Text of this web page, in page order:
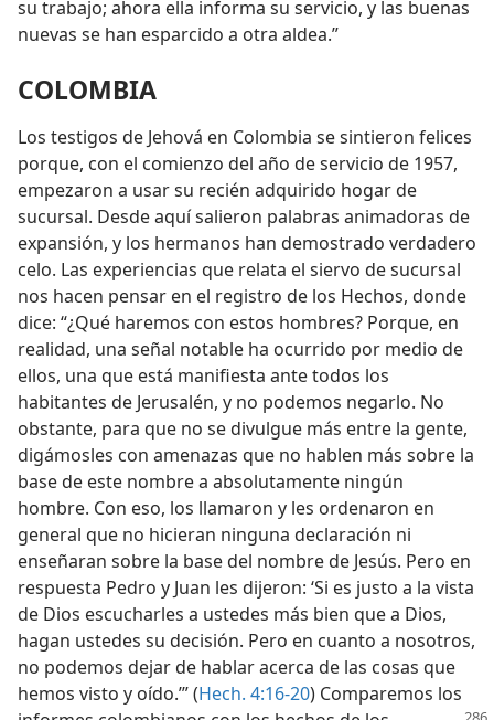
su trabajo; ahora ella informa su servicio, y las buenas
nuevas se han esparcido a otra aldea.”
COLOMBIA
Los testigos de Jehová en Colombia se sintieron felices
porque, con el comienzo del año de servicio de 1957,
empezaron a usar su recién adquirido hogar de
sucursal. Desde aquí salieron palabras animadoras de
expansión, y los hermanos han demostrado verdadero
celo. Las experiencias que relata el siervo de sucursal
nos hacen pensar en el registro de los Hechos, donde
dice: “¿Qué haremos con estos hombres? Porque, en
realidad, una señal notable ha ocurrido por medio de
ellos, una que está manifiesta ante todos los
habitantes de Jerusalén, y no podemos negarlo. No
obstante, para que no se divulgue más entre la gente,
digámosles con amenazas que no hablen más sobre la
base de este nombre a absolutamente ningún
hombre. Con eso, los llamaron y les ordenaron en
general que no hicieran ninguna declaración ni
enseñaran sobre la base del nombre de Jesús. Pero en
respuesta Pedro y Juan les dijeron: ‘Si es justo a la vista
de Dios escucharles a ustedes más bien que a Dios,
hagan ustedes su decisión. Pero en cuanto a nosotros,
no podemos dejar de hablar acerca de las cosas que
hemos visto y oído.’” (Hech. 4:16-20) Comparemos los